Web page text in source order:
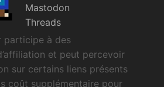
Mastodon
Threads
participe à des
et peut percevoir
sur certains liens présents
coût supplémentaire pour